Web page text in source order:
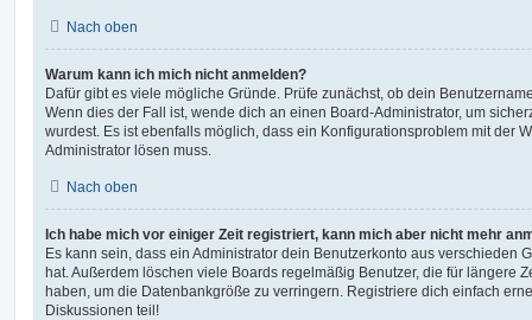
Nach oben
Warum kann ich mich nicht anmelden?
Dafür gibt es viele mögliche Gründe. Prüfe zunächst, ob dein
Wenn dies der Fall ist, wende dich an einen Board-Administrator, um
wurdest. Es ist ebenfalls möglich, dass ein Konfigurationsproblem mit der
Administrator lösen muss.
Nach oben
Ich habe mich vor einiger Zeit registriert, kann mich aber nicht mehr
Es kann sein, dass ein Administrator dein Benutzerkonto aus verschieden
hat. Außerdem löschen viele Boards regelmäßig Benutzer, die für längere
haben, um die Datenbankgröße zu verringern. Registriere dich einfach
Diskussionen teil!